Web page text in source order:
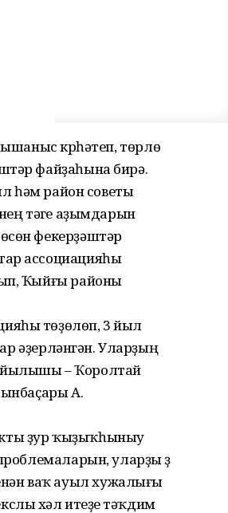
күрһәтеп, төрлө
файҙаһына бирә.
һәм район советы
тәүге аҙымдарын
фекерҙәштәр
ассоциацияһы
Ҡыйғы районы
төҙөлөп, 3 йыл
әҙерләнгән. Уларҙың
– Ҡоролтай
А.
ҙур ҡыҙыҡһыныу
уларҙы үҙ
ваҡ ауыл хужалығы
хәл итеүҙе тәҡдим